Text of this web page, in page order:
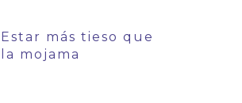
Estar más tieso que
la mojama